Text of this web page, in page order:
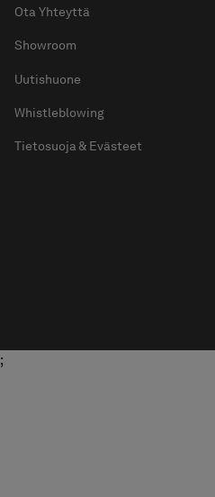
Ota Yhteyttä
Showroom
Uutishuone
Whistleblowing
Tietosuoja & Evästeet
;